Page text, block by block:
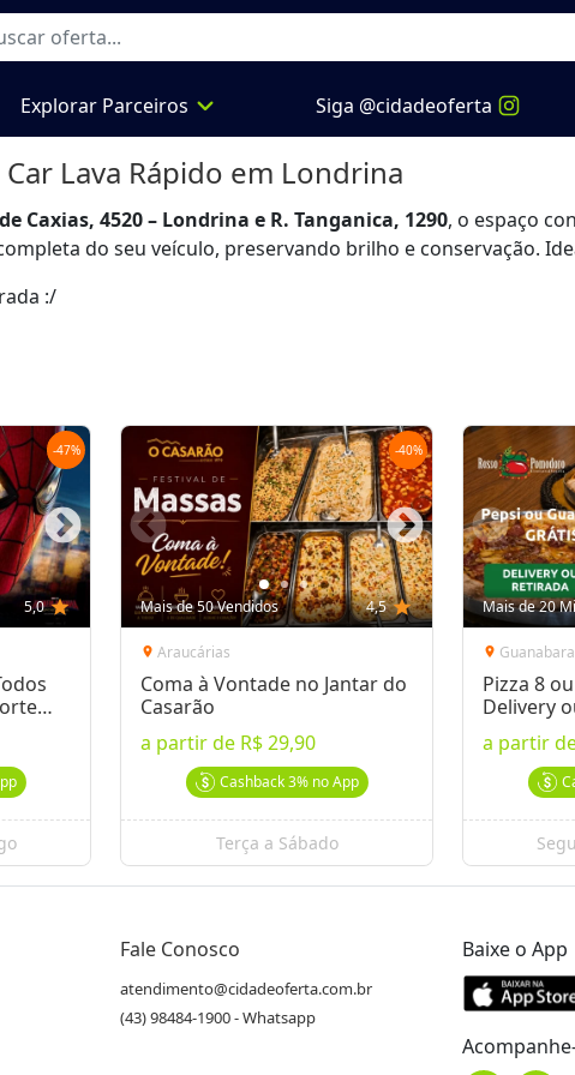
Explorar Parceiros expand_more Siga @cidadeoferta
Lava Rápido em Londrina
Caxias, 4520 – Londrina e R. Tanganica, 1290, o espaço
do seu veículo, preservando brilho e conservação.
:/
-47%
5,0 star
-40%
Mais de 50 Vendidos 4,5 star
location_on Araucárias
Coma à Vontade no Jantar do
Casarão
a partir de R$ 29,90
Cashback3%no App
Terça a Sábado
Mais de 20
location_on Guanabara
Pizza 8
Delivery
a partir
Fale Conosco
atendimento@cidadeoferta.com.br
(43) 98484-1900 - Whatsapp
Baixe o App